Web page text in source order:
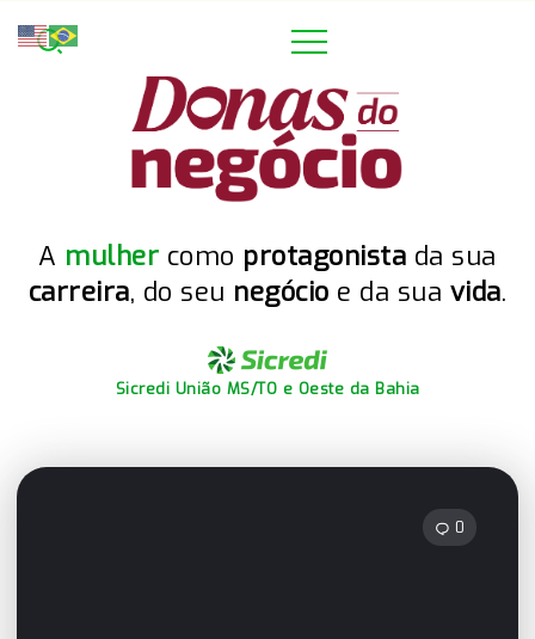
A mulher como protagonista da sua
carreira, do seu negócio e da sua vida.
Sicredi União MS/TO e Oeste da Bahia
0